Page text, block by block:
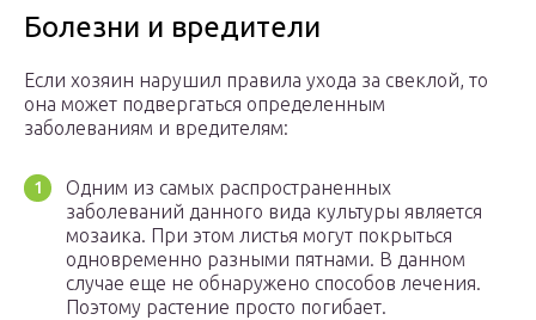
Болезни и вредители
Если хозяин нарушил правила ухода за свеклой, то
она может подвергаться определенным
заболеваниям и вредителям:
Одним из самых распространенных
заболеваний данного вида культуры является
мозаика. При этом листья могут покрыться
одновременно разными пятнами. В данном
случае еще не обнаружено способов лечения.
Поэтому растение просто погибает.